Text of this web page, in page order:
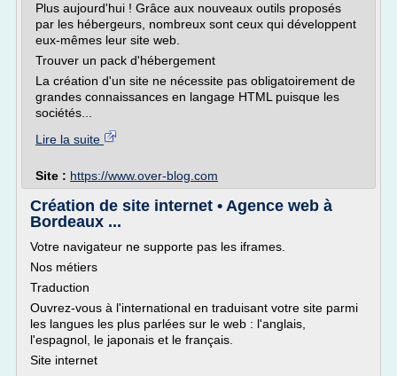
Plus aujourd'hui ! Grâce aux nouveaux outils proposés
par les hébergeurs, nombreux sont ceux qui développent
eux-mêmes leur site web.
Trouver un pack d'hébergement
La création d'un site ne nécessite pas obligatoirement de
grandes connaissances en langage HTML puisque les
sociétés...
Lire la suite
Site : https://www.over-blog.com
Création de site internet • Agence web à
Bordeaux ...
Votre navigateur ne supporte pas les iframes.
Nos métiers
Traduction
Ouvrez-vous à l'international en traduisant votre site parmi
les langues les plus parlées sur le web : l'anglais,
l'espagnol, le japonais et le français.
Site internet